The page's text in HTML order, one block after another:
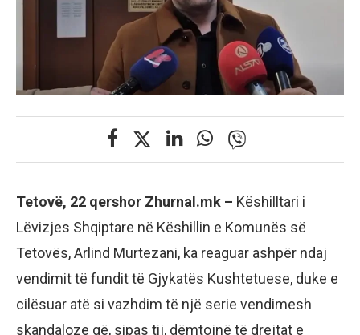
Tetovë, 22 qershor Zhurnal.mk – Këshilltari i
Lëvizjes Shqiptare në Këshillin e Komunës së
Tetovës, Arlind Murtezani, ka reaguar ashpër ndaj
vendimit të fundit të Gjykatës Kushtetuese, duke e
cilësuar atë si vazhdim të një serie vendimesh
skandaloze që, sipas tij, dëmtojnë të drejtat e